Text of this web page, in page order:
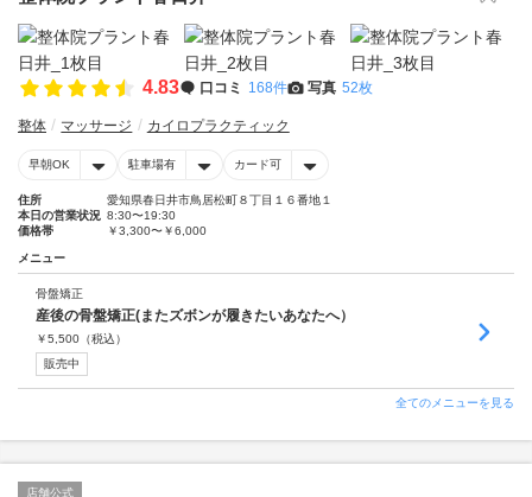
4.83 口コミ 168件 写真 52枚
整体 マッサージ カイロプラクティック
早朝OK 駐車場有 カード可
住所
愛知県春日井市鳥居松町８丁目１６番地１
本日の営業状況 8:30〜19:30
価格帯
￥3,300〜￥6,000
メニュー
骨盤矯正
産後の骨盤矯正(またズボンが履きたいあなたへ）
￥5,500 （税込）
販売中
全てのメニューを見る
店舗公式